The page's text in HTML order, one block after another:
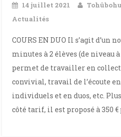
14 juillet 2021 Tohûbohu
Actualités
COURS EN DUO Il s’agit d’un
minutes à 2 élèves (de niveau
permet de travailler en
convivial, travail de l’écoute
individuels et en duos, etc.
côté tarif, il est proposé à 350 €